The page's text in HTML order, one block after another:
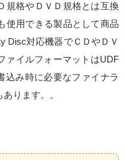
規格やＤＶＤ規格とは互換
使用できる製品として商品
Disc対応機器でＣＤやＤＶ
ァイルフォーマットはUDF
込み時に必要なファイナラ
ります。。